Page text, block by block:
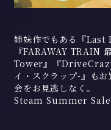
姉妹作でもある『
『FARAWAY TRAIN
Tower』『
イ・スクラップ-』も
会をお見逃しなく。
Steam Summer Sale